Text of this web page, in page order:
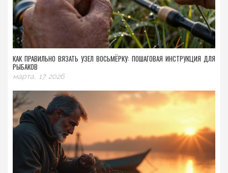
КАК ПРАВИЛЬНО ВЯЗАТЬ УЗЕЛ ВОСЬМЁРКУ: ПОШАГОВАЯ ИНСТРУКЦИЯ ДЛЯ
РЫБАКОВ
марта, 17 2026